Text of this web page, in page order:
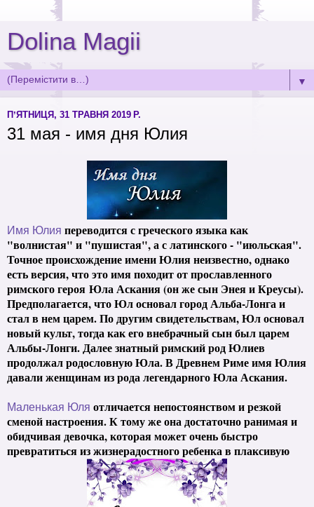
Dolina Magii
▼
ПʼЯТНИЦЯ, 31 ТРАВНЯ 2019 Р.
31 мая - имя дня Юлия
Имя Юлия переводится с греческого языка как
"волнистая" и "пушистая", а с латинского - "июльская".
Точное происхождение имени Юлия неизвестно, однако
есть версия, что это имя походит от прославленного
римского героя Юла Аскания (он же сын Энея и Креусы).
Предполагается, что Юл основал город Альба-Лонга и
стал в нем царем. По другим свидетельствам, Юл основал
новый культ, тогда как его внебрачный сын был царем
Альбы-Лонги. Далее знатный римский род Юлиев
продолжал родословную Юла. В Древнем Риме имя Юлия
давали женщинам из рода легендарного Юла Аскания.
Маленькая Юля отличается непостоянством и резкой
сменой настроения. К тому же она достаточно ранимая и
обидчивая девочка, которая может очень быстро
превратиться из жизнерадостного ребенка в плаксивую